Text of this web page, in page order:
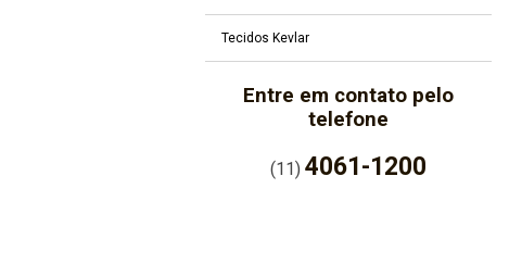
Tecidos Kevlar
Entre em contato pelo
telefone
(11)4061-1200